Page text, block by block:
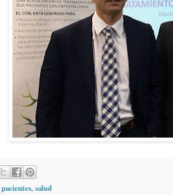
pacientes,salud